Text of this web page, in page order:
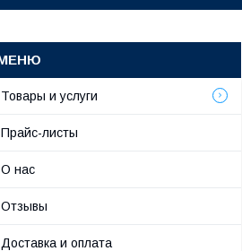
Товары и услуги
Прайс-листы
О нас
Отзывы
Доставка и оплата